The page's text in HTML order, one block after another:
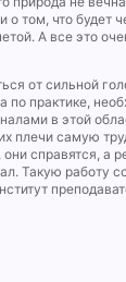
о том, что будет
А все это
от сильной
по практике,
в этой
плечи самую
справятся, а
Такую работу